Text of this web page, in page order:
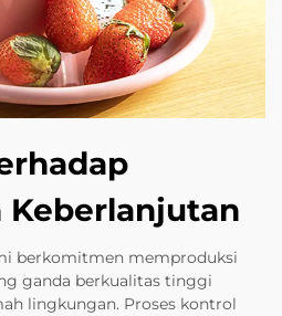
Keberlanjutan
berkomitmen memproduksi
ganda berkualitas tinggi
lingkungan. Proses kontrol